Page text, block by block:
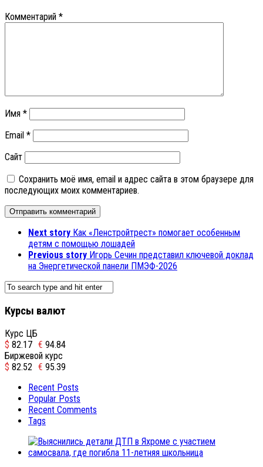
Комментарий *
Имя *
Email *
Сайт
Сохранить моё имя, email и адрес сайта в этом браузере для
последующих моих комментариев.
Next story Как «Ленстройтрест» помогает особенным
детям с помощью лошадей
Previous story Игорь Сечин представил ключевой доклад
на Энергетической панели ПМЭФ-2026
Курсы валют
Курс ЦБ
$ 82.17 € 94.84
Биржевой курс
$ 82.52 € 95.39
Recent Posts
Popular Posts
Recent Comments
Tags